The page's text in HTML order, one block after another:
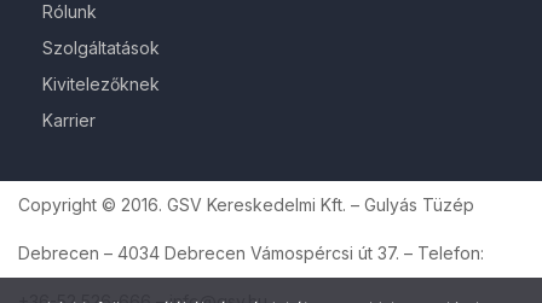
Rólunk
Szolgáltatások
Kivitelezőknek
Karrier
Copyright © 2016. GSV Kereskedelmi Kft. – Gulyás Tüzép
Debrecen – 4034 Debrecen Vámospércsi út 37. – Telefon: